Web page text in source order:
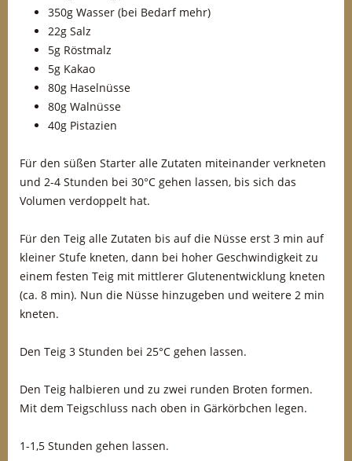
350g Wasser (bei Bedarf mehr)
22g Salz
5g Röstmalz
5g Kakao
80g Haselnüsse
80g Walnüsse
40g Pistazien
Für den süßen Starter alle Zutaten miteinander verkneten
und 2-4 Stunden bei 30°C gehen lassen, bis sich das
Volumen verdoppelt hat.
Für den Teig alle Zutaten bis auf die Nüsse erst 3 min auf
kleiner Stufe kneten, dann bei hoher Geschwindigkeit zu
einem festen Teig mit mittlerer Glutenentwicklung kneten
(ca. 8 min). Nun die Nüsse hinzugeben und weitere 2 min
kneten.
Den Teig 3 Stunden bei 25°C gehen lassen.
Den Teig halbieren und zu zwei runden Broten formen.
Mit dem Teigschluss nach oben in Gärkörbchen legen.
1-1,5 Stunden gehen lassen.